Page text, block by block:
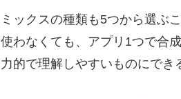
ミックスの種類も5つから選ぶ
使わなくても、アプリ1つで合
力的で理解しやすいものにでき